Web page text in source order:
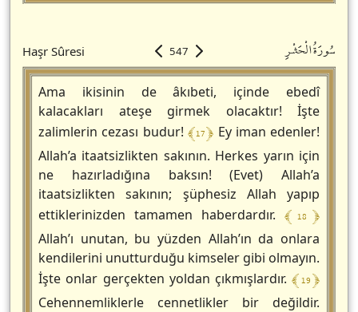
Haşr Sûresi 547 سُورَةُالْحَشْرِ
Ama ikisinin de âkıbeti, içinde ebedî
kalacakları ateşe girmek olacaktır! İşte
zalimlerin cezası budur! ﴾ 17 ﴿ Ey iman edenler!
Allah’a itaatsizlikten sakının. Herkes yarın için
ne hazırladığına baksın! (Evet) Allah’a
itaatsizlikten sakının; şüphesiz Allah yapıp
ettiklerinizden tamamen haberdardır. ﴾ 18 ﴿
Allah’ı unutan, bu yüzden Allah’ın da onlara
kendilerini unutturduğu kimseler gibi olmayın.
İşte onlar gerçekten yoldan çıkmışlardır.﴾ 19 ﴿
Cehennemliklerle cennetlikler bir değildir.